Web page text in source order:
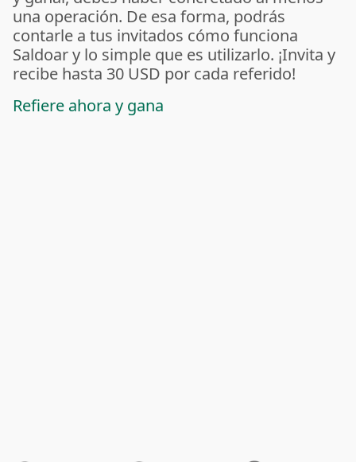
una operación. De esa forma, podrás
contarle a tus invitados cómo funciona
Saldoar y lo simple que es utilizarlo. ¡Invita y
recibe hasta 30 USD por cada referido!
Refiere ahora y gana